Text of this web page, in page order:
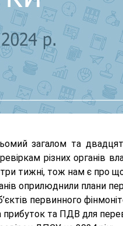
загалом та
різних органів
тижні, тож нам є про
оприлюднили плани
первинного
прибуток та ПДВ для